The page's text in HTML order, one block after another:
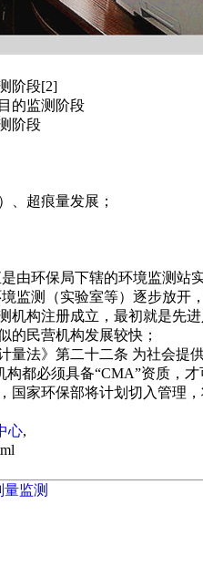
阶段[2]
的监测阶段
阶段
、超痕量发展；
由环保局下辖的环境监测站实
监测（实验室等）逐步放开
机构注册成立，最初就是先
的民营机构发展较快；
量法》第二十二条 为社会
都必须具备“CMA”资质，
国家环保部将计划切入管理
心,
量监测